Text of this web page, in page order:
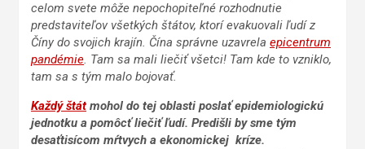
celom svete môže nepochopiteľné rozhodnutie
predstaviteľov všetkých štátov, ktorí evakuovali ľudí z
Číny do svojich krajín. Čína správne uzavrela epicentrum
pandémie. Tam sa mali liečiť všetci! Tam kde to vzniklo,
tam sa s tým malo bojovať.
Každý štátmohol do tej oblasti poslať epidemiologickú
jednotku a pomôcť liečiť ľudí. Predišli by sme tým
desaťtisícom mŕtvych a ekonomickej kríze.